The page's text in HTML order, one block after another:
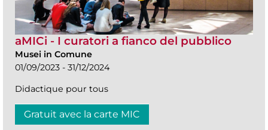
aMICi - I curatori a fianco del pubblico
Musei in Comune
01/09/2023 - 31/12/2024
Didactique pour tous
Gratuit avec la carte MIC